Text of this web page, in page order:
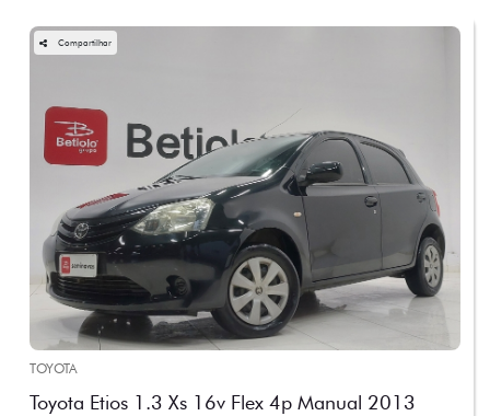
Compartilhar
TOYOTA
Toyota Etios 1.3 Xs 16v Flex 4p Manual 2013